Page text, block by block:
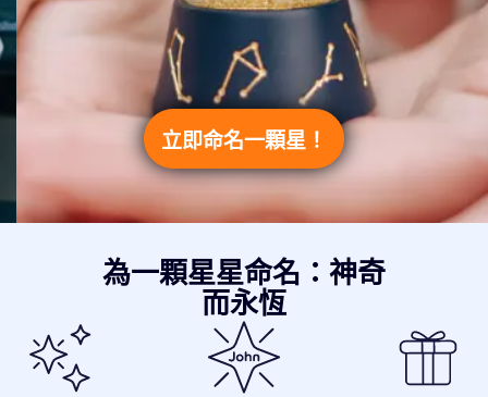
立即命名一顆星！
為一顆星星命名：神奇
而永恆